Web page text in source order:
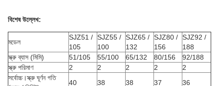
বিশেষ উল্লেখ:
মডেল
SJZ51 /
105
SJZ55 /
100
SJZ65 /
132
SJZ80 /
156
SJZ92 /
188
স্ক্রু ব্যাস (মিমি)
51/105 55/100 65/132 80/156
92/188
স্ক্রু পরিমাণ
2 2 2 2
2
সর্বোচ্চ।স্ক্রু ঘূর্ণন গতি
40 38 38 37
36